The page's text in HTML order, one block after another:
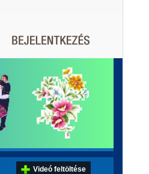
Videó feltöltése